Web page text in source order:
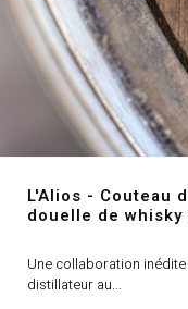
L'Alios - Couteau
douelle de whisky
Une collaboration
distillateur au...